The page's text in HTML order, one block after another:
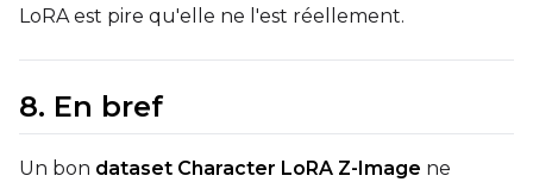
LoRA Scale
LoRA est pire qu'elle ne l'est réellement.
8. En bref
Un bon dataset Character LoRA Z-Image ne